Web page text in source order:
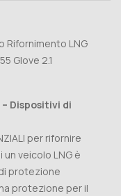
Rifornimento LNG
Glove 2.1
Dispositivi di
per rifornire
un veicolo LNG è
protezione
protezione per il